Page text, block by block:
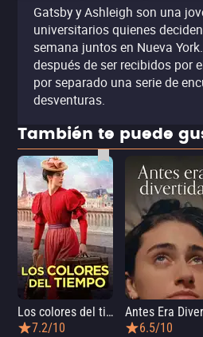
Gatsby y Ashleigh son una
universitarios quienes
semana juntos en Nueva
después de ser recibidos por
por separado una serie de
desventuras.
También te puede
Los colores del tiempo
7.2/10
6.5/10